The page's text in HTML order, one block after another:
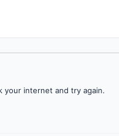
your internet and try again.